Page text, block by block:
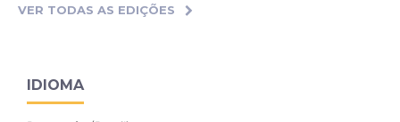
VER TODAS AS EDIÇÕES
IDIOMA